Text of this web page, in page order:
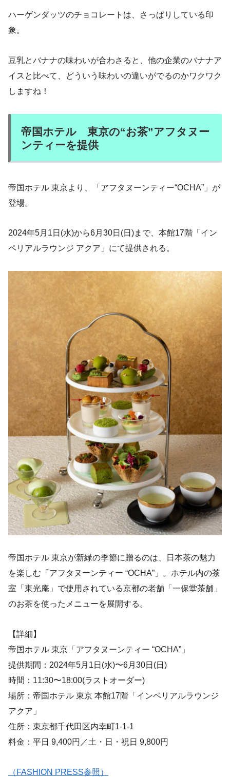
ハーゲンダッツのチョコレートは、さっぱりしている印
象。
豆乳とバナナの味わいが合わさると、他の企業のバナナア
イスと比べて、どういう味わいの違いがでるのかワクワク
しますね！
帝国ホテル 東京の“お茶”アフタヌー
ンティーを提供
帝国ホテル 東京より、「アフタヌーンティー“OCHA”」が
登場。
2024年5月1日(水)から6月30日(日)まで、本館17階「イン
ペリアルラウンジ アクア」にて提供される。
帝国ホテル 東京が新緑の季節に贈るのは、日本茶の魅力
を楽しむ「アフタヌーンティー “OCHA”」。ホテル内の茶
室「東光庵」で使用されている京都の老舗「一保堂茶舗」
のお茶を使ったメニューを展開する。
【詳細】
帝国ホテル 東京「アフタヌーンティー “OCHA”」
提供期間：2024年5月1日(水)〜6月30日(日)
時間：11:30〜18:00(ラストオーダー)
場所：帝国ホテル 東京 本館17階「インペリアルラウンジ
アクア」
住所：東京都千代田区内幸町1-1-1
料金：平日 9,400円／土・日・祝日 9,800円
（FASHION PRESS参照）